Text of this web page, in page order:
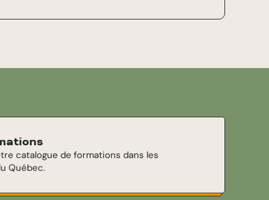
catalogue de formations dans les
Québec.